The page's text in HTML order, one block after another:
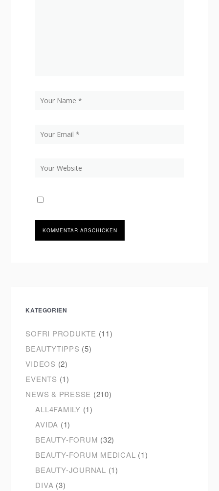
KATEGORIEN
SOFRI PRODUKTE (11)
BEAUTYTIPPS (5)
VIDEOS (2)
EVENTS (1)
NEWS & PRESSE (210)
ALL4FAMILY (1)
AVIDA (1)
BEAUTY-FORUM (32)
BEAUTY-FORUM MEDICAL (1)
BEAUTY-JOURNAL (1)
DIVA (3)